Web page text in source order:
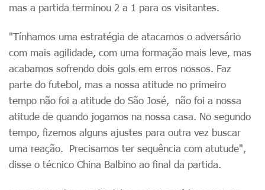
mas a partida terminou 2 a 1 para os visitantes.
"Tínhamos uma estratégia de atacamos o adversário
com mais agilidade, com uma formação mais leve, mas
acabamos sofrendo dois gols em erros nossos. Faz
parte do futebol, mas a nossa atitude no primeiro
tempo não foi a atitude do São José, não foi a nossa
atitude de quando jogamos na nossa casa. No segundo
tempo, fizemos alguns ajustes para outra vez buscar
uma reação. Precisamos ter sequência com atutude",
disse o técnico China Balbino ao final da partida.